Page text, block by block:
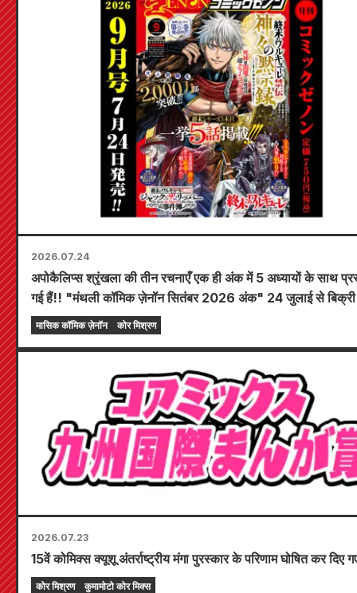
2026.07.24
अपोकैलिप्स श्रृंखला की तीन रचनाएँ एक ही अंक में 5 अध्यायों के साथ
गई हैं!! "मंथली कॉमिक ज़ेनॉन सितंबर 2026 अंक" 24 जुलाई से
उपलब्ध होगा!!
मासिक कॉमिक ज़ेनॉन कोर मिश्रण
2026.07.23
15वें कोमिक्स क्यूशू अंतर्राष्ट्रीय मंगा पुरस्कार के परिणाम घोषित कर दिए
कोर मिश्रण कुमामोटो कोर मिक्स